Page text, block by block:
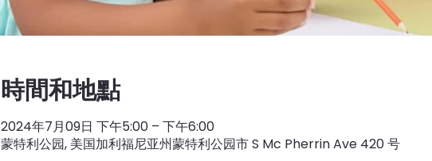
時間和地點
2024年7月09日 下午5:00 – 下午6:00
蒙特利公园, 美国加利福尼亚州蒙特利公园市 S Mc Pherrin Ave 420 号